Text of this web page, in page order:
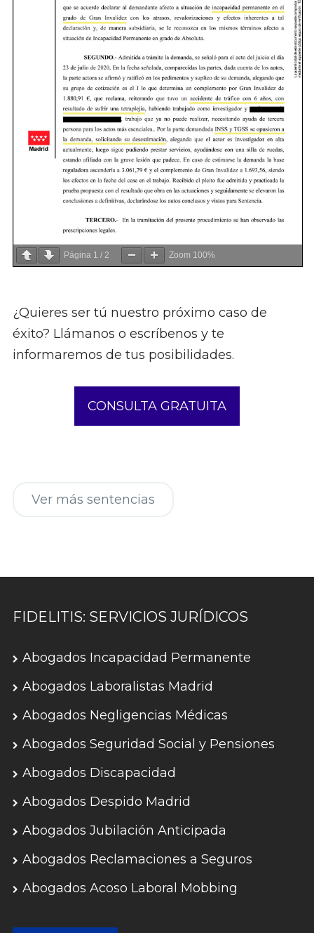
Página 1 / 2 Zoom 100%
¿Quieres ser tú nuestro próximo caso de
éxito? Llámanos o escríbenos y te
informaremos de tus posibilidades.
CONSULTA GRATUITA
Ver más sentencias
FIDELITIS: SERVICIOS JURÍDICOS
Abogados Incapacidad Permanente
Abogados Laboralistas Madrid
Abogados Negligencias Médicas
Abogados Seguridad Social y Pensiones
Abogados Discapacidad
Abogados Despido Madrid
Abogados Jubilación Anticipada
Abogados Reclamaciones a Seguros
Abogados Acoso Laboral Mobbing